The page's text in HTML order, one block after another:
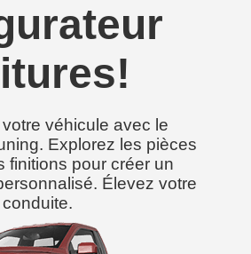
véhicule avec le
Explorez les pièces
finitions pour créer un
Élevez votre